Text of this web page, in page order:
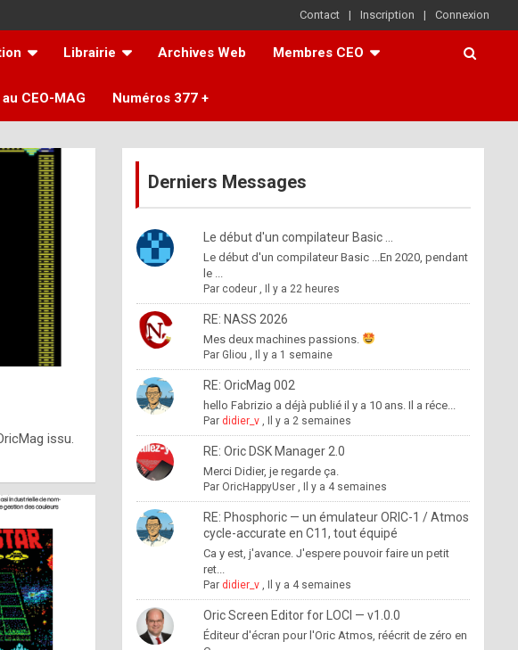
Contact Inscription Connexion
Librairie Archives Web Membres CEO
CEO-MAG Numéros 377 +
issu.
Derniers Messages
Le début d'un compilateur Basic ...
Le début d'un compilateur Basic ...En 2020, pendant
le ...
Par codeur, Il y a 22 heures
RE: NASS 2026
Mes deux machines passions.
Par Gliou , Il y a 1 semaine
RE: OricMag 002
hello Fabrizio a déjà publié il y a 10 ans. Il a réce...
Par didier_v, Il y a 2 semaines
RE: Oric DSK Manager 2.0
Merci Didier, je regarde ça.
Par OricHappyUser, Il y a 4 semaines
RE: Phosphoric — un émulateur ORIC-1 / Atmos
cycle-accurate en C11, tout équipé
Ca y est, j'avance. J'espere pouvoir faire un petit
ret...
Par didier_v, Il y a 4 semaines
Oric Screen Editor for LOCI — v1.0.0
Éditeur d'écran pour l'Oric Atmos, réécrit de zéro en